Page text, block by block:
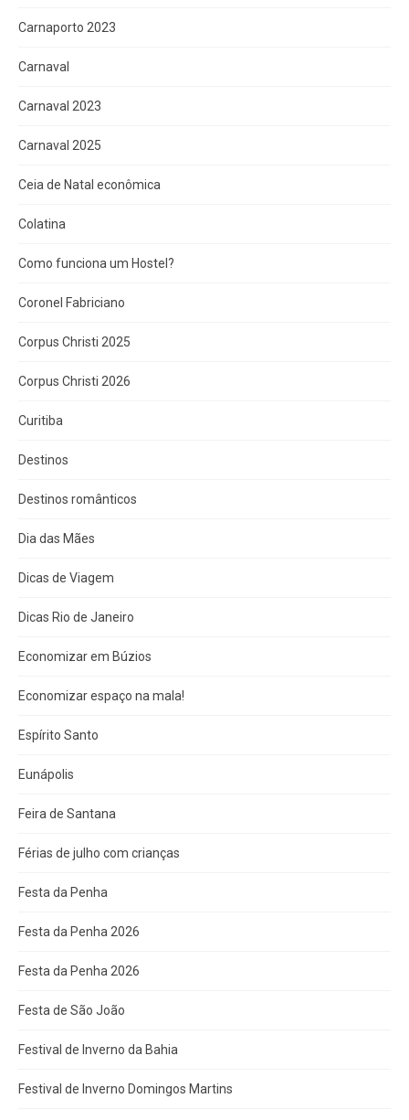
Carnaporto 2023
Carnaval
Carnaval 2023
Carnaval 2025
Ceia de Natal econômica
Colatina
Como funciona um Hostel?
Coronel Fabriciano
Corpus Christi 2025
Corpus Christi 2026
Curitiba
Destinos
Destinos românticos
Dia das Mães
Dicas de Viagem
Dicas Rio de Janeiro
Economizar em Búzios
Economizar espaço na mala!
Espírito Santo
Eunápolis
Feira de Santana
Férias de julho com crianças
Festa da Penha
Festa da Penha 2026
Festa da Penha 2026
Festa de São João
Festival de Inverno da Bahia
Festival de Inverno Domingos Martins